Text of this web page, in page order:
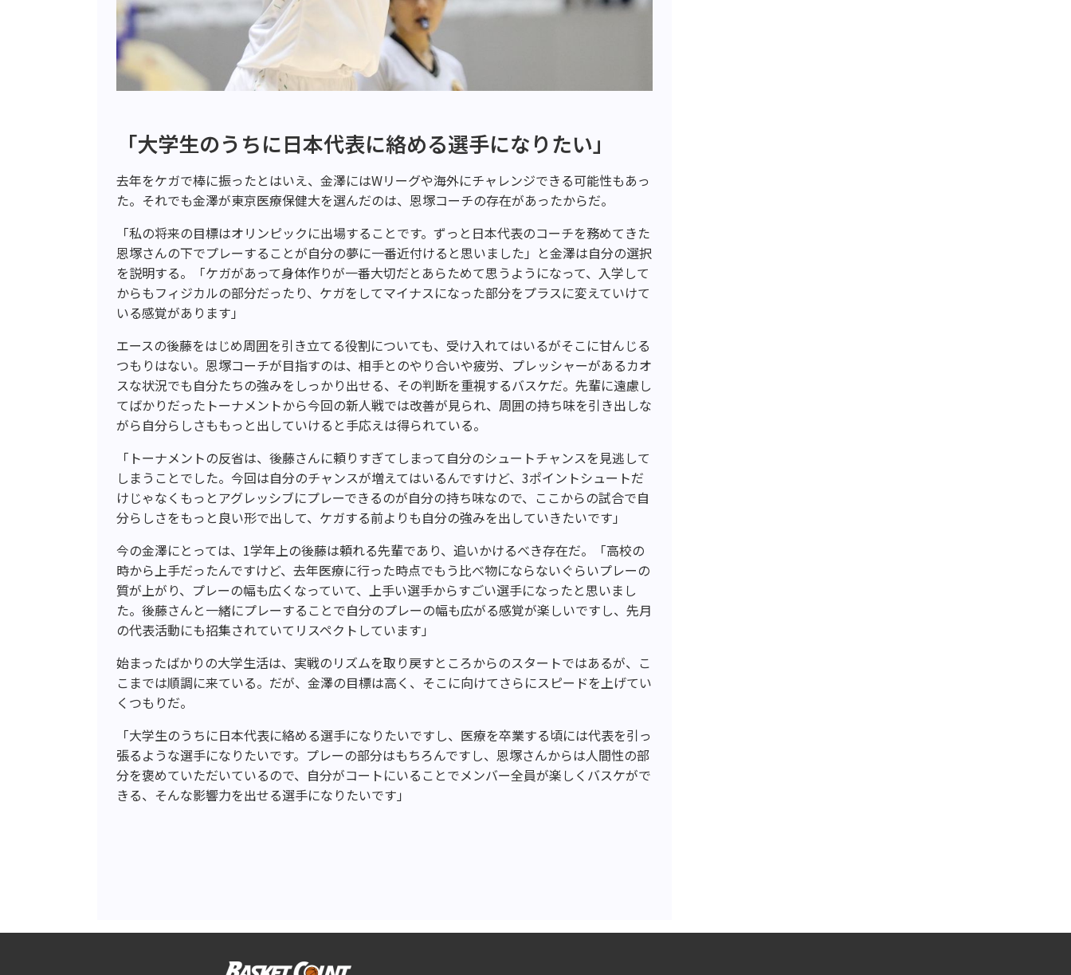
「大学生のうちに日本代表に絡める選手になりたい」
去年をケガで棒に振ったとはいえ、金澤にはWリーグや海外にチャレンジできる可能性もあっ
た。それでも金澤が東京医療保健大を選んだのは、恩塚コーチの存在があったからだ。
「私の将来の目標はオリンピックに出場することです。ずっと日本代表のコーチを務めてきた
恩塚さんの下でプレーすることが自分の夢に一番近付けると思いました」と金澤は自分の選択
を説明する。「ケガがあって身体作りが一番大切だとあらためて思うようになって、入学して
からもフィジカルの部分だったり、ケガをしてマイナスになった部分をプラスに変えていけて
いる感覚があります」
エースの後藤をはじめ周囲を引き立てる役割についても、受け入れてはいるがそこに甘んじる
つもりはない。恩塚コーチが目指すのは、相手とのやり合いや疲労、プレッシャーがあるカオ
スな状況でも自分たちの強みをしっかり出せる、その判断を重視するバスケだ。先輩に遠慮し
てばかりだったトーナメントから今回の新人戦では改善が見られ、周囲の持ち味を引き出しな
がら自分らしさももっと出していけると手応えは得られている。
「トーナメントの反省は、後藤さんに頼りすぎてしまって自分のシュートチャンスを見逃して
しまうことでした。今回は自分のチャンスが増えてはいるんですけど、3ポイントシュートだ
けじゃなくもっとアグレッシブにプレーできるのが自分の持ち味なので、ここからの試合で自
分らしさをもっと良い形で出して、ケガする前よりも自分の強みを出していきたいです」
今の金澤にとっては、1学年上の後藤は頼れる先輩であり、追いかけるべき存在だ。「高校の
時から上手だったんですけど、去年医療に行った時点でもう比べ物にならないぐらいプレーの
質が上がり、プレーの幅も広くなっていて、上手い選手からすごい選手になったと思いまし
た。後藤さんと一緒にプレーすることで自分のプレーの幅も広がる感覚が楽しいですし、先月
の代表活動にも招集されていてリスペクトしています」
始まったばかりの大学生活は、実戦のリズムを取り戻すところからのスタートではあるが、こ
こまでは順調に来ている。だが、金澤の目標は高く、そこに向けてさらにスピードを上げてい
くつもりだ。
「大学生のうちに日本代表に絡める選手になりたいですし、医療を卒業する頃には代表を引っ
張るような選手になりたいです。プレーの部分はもちろんですし、恩塚さんからは人間性の部
分を褒めていただいているので、自分がコートにいることでメンバー全員が楽しくバスケがで
きる、そんな影響力を出せる選手になりたいです」